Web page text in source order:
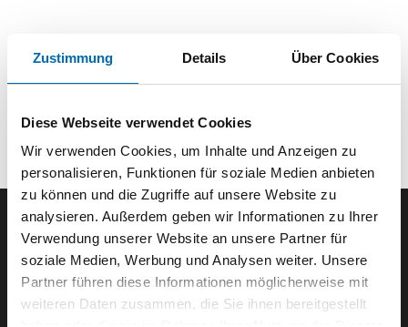
Zustimmung Details Über Cookies
Diese Webseite verwendet Cookies
Wir verwenden Cookies, um Inhalte und Anzeigen zu
personalisieren, Funktionen für soziale Medien anbieten
zu können und die Zugriffe auf unsere Website zu
analysieren. Außerdem geben wir Informationen zu Ihrer
Verwendung unserer Website an unsere Partner für
soziale Medien, Werbung und Analysen weiter. Unsere
Partner führen diese Informationen möglicherweise mit
weiteren Daten zusammen, die Sie ihnen bereitgestellt
Der ODÖRFER Newsletter
E-Mail eingeben